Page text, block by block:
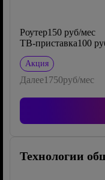
Роутер150 руб/мес
ТВ-приставка100
Акция
Далее1750руб/мес
Технологии